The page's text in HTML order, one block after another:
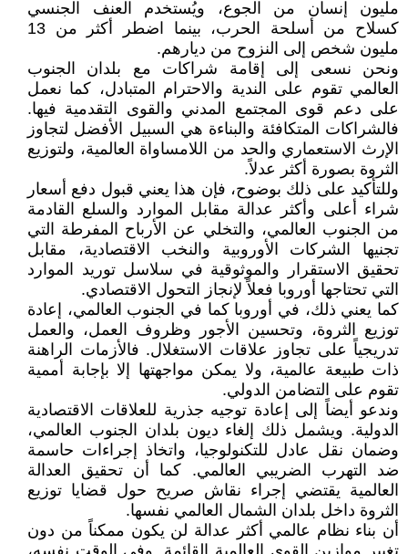
مليون إنسان من الجوع، ويُستخدم العنف الجنسي
كسلاح من أسلحة الحرب، بينما اضطر أكثر من 13
مليون شخص إلى النزوح من ديارهم.
ونحن نسعى إلى إقامة شراكات مع بلدان الجنوب
العالمي تقوم على الندية والاحترام المتبادل، كما نعمل
على دعم قوى المجتمع المدني والقوى التقدمية فيها.
فالشراكات المتكافئة والبناءة هي السبيل الأفضل لتجاوز
الإرث الاستعماري والحد من اللامساواة العالمية، ولتوزيع
الثروة بصورة أكثر عدلاً.
وللتأكيد على ذلك بوضوح، فإن هذا يعني قبول دفع أسعار
شراء أعلى وأكثر عدالة مقابل الموارد والسلع القادمة
من الجنوب العالمي، والتخلي عن الأرباح المفرطة التي
تجنيها الشركات الأوروبية والنخب الاقتصادية، مقابل
تحقيق الاستقرار والموثوقية في سلاسل توريد الموارد
التي تحتاجها أوروبا فعلاً لإنجاز التحول الاقتصادي.
كما يعني ذلك، في أوروبا كما في الجنوب العالمي، إعادة
توزيع الثروة، وتحسين الأجور وظروف العمل، والعمل
تدريجياً على تجاوز علاقات الاستغلال. فالأزمات الراهنة
ذات طبيعة عالمية، ولا يمكن مواجهتها إلا بإجابة أممية
تقوم على التضامن الدولي.
وندعو أيضاً إلى إعادة توجيه جذرية للعلاقات الاقتصادية
الدولية. ويشمل ذلك إلغاء ديون بلدان الجنوب العالمي،
وضمان نقل عادل للتكنولوجيا، واتخاذ إجراءات حاسمة
ضد التهرب الضريبي العالمي. كما أن تحقيق العدالة
العالمية يقتضي إجراء نقاش صريح حول قضايا توزيع
الثروة داخل بلدان الشمال العالمي نفسها.
أن بناء نظام عالمي أكثر عدالة لن يكون ممكناً من دون